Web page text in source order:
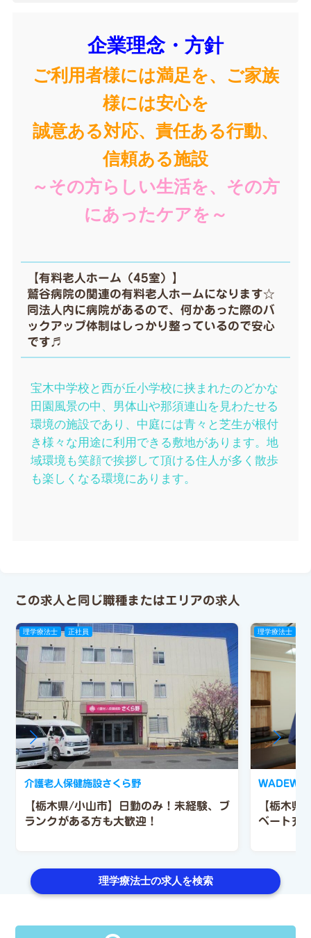
企業理念・方針
ご利用者様には満足を、ご家族
様には安心を
誠意ある対応、責任ある行動、
信頼ある施設
～その方らしい生活を、その方
にあったケアを～
【有料老人ホーム（45室）】
鷲谷病院の関連の有料老人ホームになります☆
同法人内に病院があるので、何かあった際のバ
ックアップ体制はしっかり整っているので安心
です♬
宝木中学校と西が丘小学校に挟まれたのどかな
田園風景の中、男体山や那須連山を見わたせる
環境の施設であり、中庭には青々と芝生が根付
き様々な用途に利用できる敷地があります。地
域環境も笑顔で挨拶して頂ける住人が多く散歩
も楽しくなる環境にあります。
この求人と同じ職種またはエリアの求人
理学療法士 正社員
【栃木県/小山市】日勤のみ！未経験、ブ
ランクがある方も大歓迎！
介護老人保健施設さくら野
理学療法士
【栃木県
ベート充
理学療法士の求人を検索